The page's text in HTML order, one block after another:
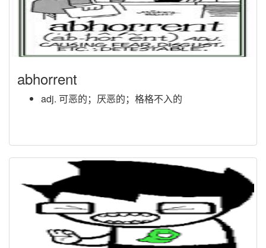
abhorrent
adj. 可恶的；厌恶的；格格不入的